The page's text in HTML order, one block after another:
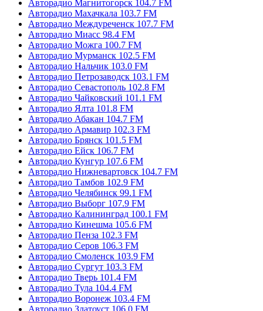
Авторадио Магнитогорск 104.7 FM
Авторадио Махачкала 103.7 FM
Авторадио Междуреченск 107.7 FM
Авторадио Миасс 98.4 FM
Авторадио Можга 100.7 FM
Авторадио Мурманск 102.5 FM
Авторадио Нальчик 103.0 FM
Авторадио Петрозаводск 103.1 FM
Авторадио Севастополь 102.8 FM
Авторадио Чайковский 101.1 FM
Авторадио Ялта 101.8 FM
Авторадио Абакан 104.7 FM
Авторадио Армавир 102.3 FM
Авторадио Брянск 101.5 FM
Авторадио Ейск 106.7 FM
Авторадио Кунгур 107.6 FM
Авторадио Нижневартовск 104.7 FM
Авторадио Тамбов 102.9 FM
Авторадио Челябинск 99.1 FM
Авторадио Выборг 107.9 FM
Авторадио Калининград 100.1 FM
Авторадио Кинешма 105.6 FM
Авторадио Пенза 102.3 FM
Авторадио Серов 106.3 FM
Авторадио Смоленск 103.9 FM
Авторадио Сургут 103.3 FM
Авторадио Тверь 101.4 FM
Авторадио Тула 104.4 FM
Авторадио Воронеж 103.4 FM
Авторадио Златоуст 106.0 FM